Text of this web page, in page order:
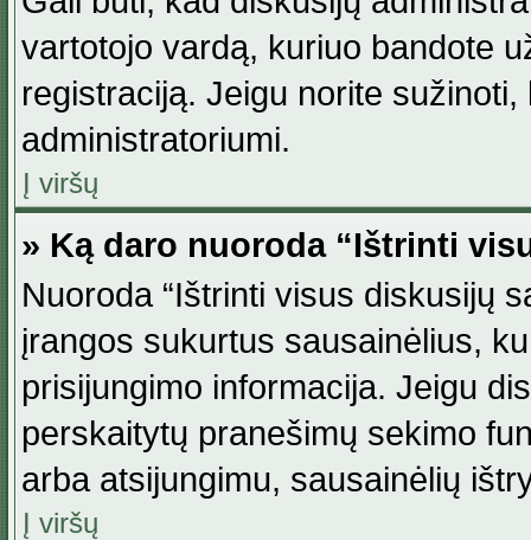
vartotojo vardą, kuriuo bandote
registraciją. Jeigu norite
administratoriumi.
Į viršų
» Ką daro nuoroda “Ištrinti
Nuoroda “Ištrinti visus diskusijų
įrangos sukurtus sausainėlius,
prisijungimo informacija. Jeigu
perskaitytų pranešimų sekimo
arba atsijungimu, sausainėlių
Į viršų